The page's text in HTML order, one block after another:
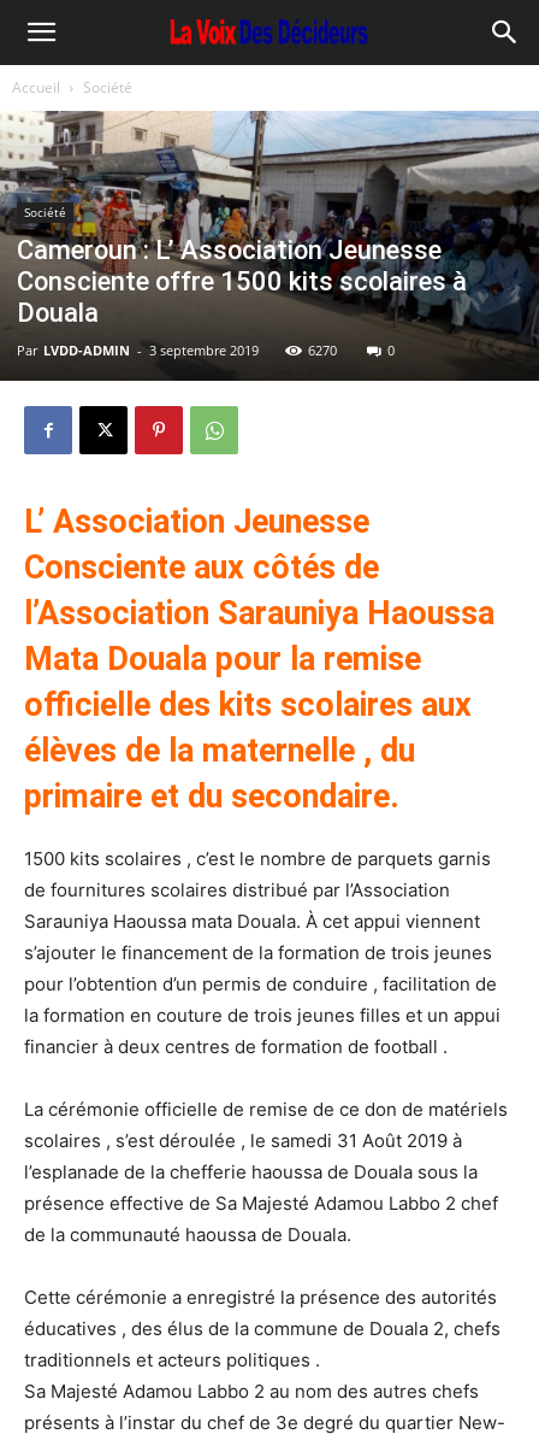
Accueil Société
Société
Cameroun : L’ Association Jeunesse
Consciente offre 1500 kits scolaires à
Douala
Par LVDD-ADMIN - 3 septembre 2019 6270 0
L’ Association Jeunesse
Consciente aux côtés de
l’Association Sarauniya Haoussa
Mata Douala pour la remise
officielle des kits scolaires aux
élèves de la maternelle , du
primaire et du secondaire.
1500 kits scolaires , c’est le nombre de parquets garnis
de fournitures scolaires distribué par l’Association
Sarauniya Haoussa mata Douala. À cet appui viennent
s’ajouter le financement de la formation de trois jeunes
pour l’obtention d’un permis de conduire , facilitation de
la formation en couture de trois jeunes filles et un appui
financier à deux centres de formation de football .
La cérémonie officielle de remise de ce don de matériels
scolaires , s’est déroulée , le samedi 31 Août 2019 à
l’esplanade de la chefferie haoussa de Douala sous la
présence effective de Sa Majesté Adamou Labbo 2 chef
de la communauté haoussa de Douala.
Cette cérémonie a enregistré la présence des autorités
éducatives , des élus de la commune de Douala 2, chefs
traditionnels et acteurs politiques .
Sa Majesté Adamou Labbo 2 au nom des autres chefs
présents à l’instar du chef de 3e degré du quartier New-